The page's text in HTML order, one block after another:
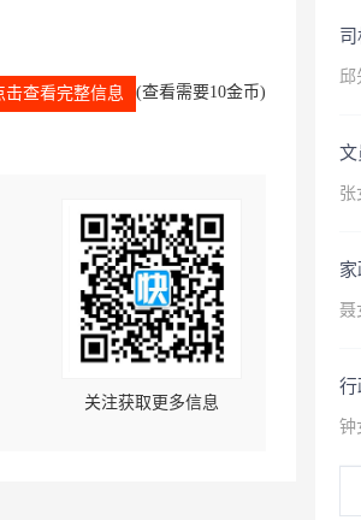
击查看完整信息 (查看需要10金币)
关注获取更多信息
邱
文
张
聂
行
钟